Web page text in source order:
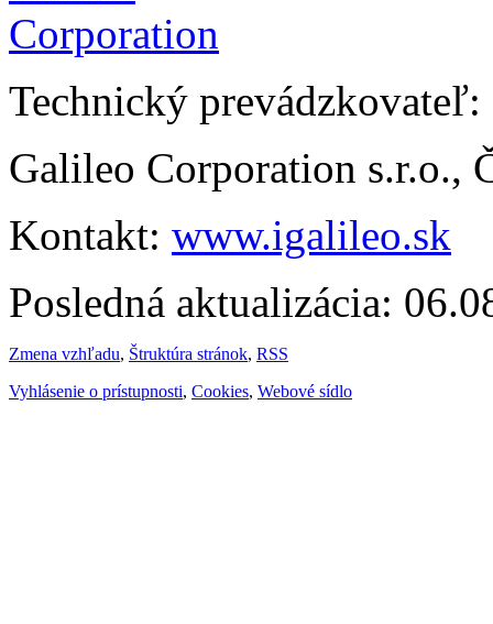
Technický prevádzkovateľ:
Galileo Corporation s.r.o.,
Kontakt: www.igalileo.sk
Posledná aktualizácia:
Zmena vzhľadu, Štruktúra stránok, RSS
Vyhlásenie o prístupnosti, Cookies, Webové sídlo